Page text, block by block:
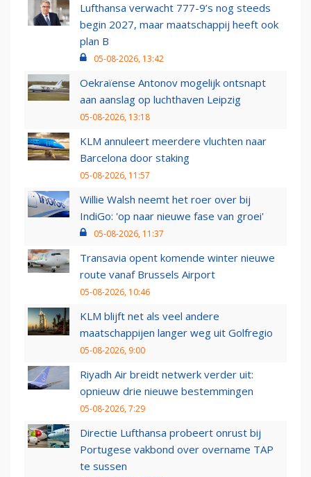
Lufthansa verwacht 777-9’s nog steeds
begin 2027, maar maatschappij heeft ook
plan B
05-08-2026, 13:42
Oekraïense Antonov mogelijk ontsnapt
aan aanslag op luchthaven Leipzig
05-08-2026, 13:18
KLM annuleert meerdere vluchten naar
Barcelona door staking
05-08-2026, 11:57
Willie Walsh neemt het roer over bij
IndiGo: 'op naar nieuwe fase van groei'
05-08-2026, 11:37
Transavia opent komende winter nieuwe
route vanaf Brussels Airport
05-08-2026, 10:46
KLM blijft net als veel andere
maatschappijen langer weg uit Golfregio
05-08-2026, 9:00
Riyadh Air breidt netwerk verder uit:
opnieuw drie nieuwe bestemmingen
05-08-2026, 7:29
Directie Lufthansa probeert onrust bij
Portugese vakbond over overname TAP
te sussen